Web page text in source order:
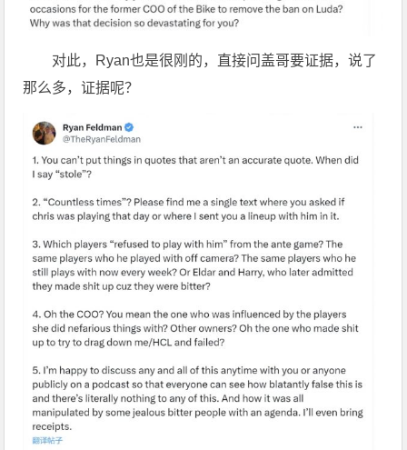
对此，Ryan也是很刚的，直接问盖哥要证据，说了
那么多，证据呢？